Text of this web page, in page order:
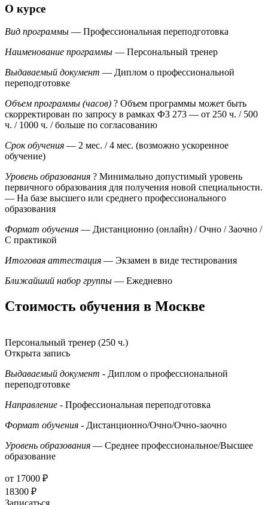
О курсе
Вид программы — Профессиональная переподготовка
Наименование программы — Персональный тренер
Выдаваемый документ — Диплом о профессиональной
переподготовке
Объем программы (часов) ? Объем программы может быть
скорректирован по запросу в рамках ФЗ 273 — от 250 ч. / 500
ч. / 1000 ч. / больше по согласованию
Срок обучения — 2 мес. / 4 мес. (возможно ускоренное
обучение)
Уровень образования ? Минимально допустимый уровень
первичного образования для получения новой специальности.
— На базе высшего или среднего профессионального
образования
Формат обучения — Дистанционно (онлайн) / Очно / Заочно /
С практикой
Итоговая аттестация — Экзамен в виде тестирования
Ближайший набор группы — Ежедневно
Стоимость обучения в Москве
Персональный тренер (250 ч.)
Открыта запись
Выдаваемый документ - Диплом о профессиональной
переподготовке
Направление - Профессиональная переподготовка
Формат обучения - Дистанционно/Очно/Очно-заочно
Уровень образования — Среднее профессиональное/Высшее
образование
от 17000 ₽
18300 ₽
Записаться